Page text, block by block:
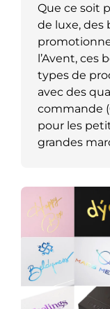
Que ce soit
de luxe, des
l’Avent, ces
types de
avec des
commande
pour les
grandes